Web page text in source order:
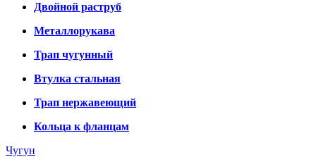
Двойной раструб
Металлорукава
Трап чугунный
Втулка стальная
Трап нержавеющий
Кольца к фланцам
Чугун